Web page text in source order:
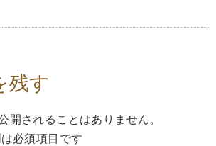
残す
開されることはありません。
必須項目です